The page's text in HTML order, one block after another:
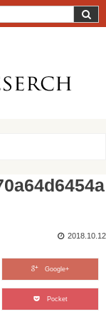
2018.10.12
Google+
Pocket